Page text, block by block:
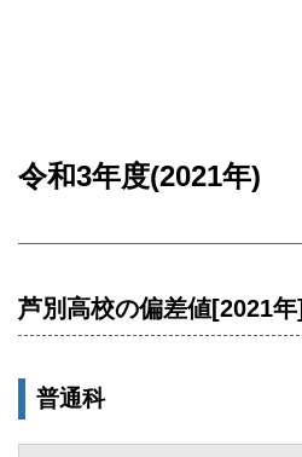
令和3年度(2021年)
芦別高校の偏差値[2021年]
普通科